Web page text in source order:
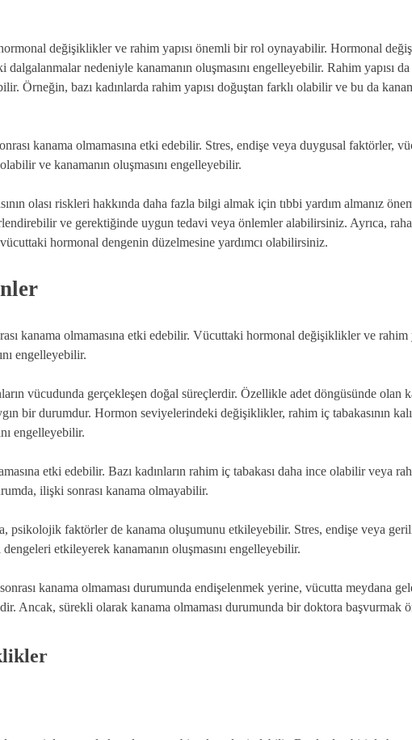
değişiklikler ve rahim yapısı önemli bir rol oynayabilir. Hormonal
nedeniyle kanamanın oluşmasını engelleyebilir. Rahim yapısı
Örneğin, bazı kadınlarda rahim yapısı doğuştan farklı olabilir ve bu da
kanama olmamasına etki edebilir. Stres, endişe veya duygusal faktörler,
ve kanamanın oluşmasını engelleyebilir.
olası riskleri hakkında daha fazla bilgi almak için tıbbi yardım almanız
ve gerektiğinde uygun tedavi veya önlemler alabilirsiniz. Ayrıca,
hormonal dengenin düzelmesine yardımcı olabilirsiniz.
kanama olmamasına etki edebilir. Vücuttaki hormonal değişiklikler ve rahim
engelleyebilir.
vücudunda gerçekleşen doğal süreçlerdir. Özellikle adet döngüsünde olan
bir durumdur. Hormon seviyelerindeki değişiklikler, rahim iç tabakasının
engelleyebilir.
etki edebilir. Bazı kadınların rahim iç tabakası daha ince olabilir veya
ilişki sonrası kanama olmayabilir.
psikolojik faktörler de kanama oluşumunu etkileyebilir. Stres, endişe veya
etkileyerek kanamanın oluşmasını engelleyebilir.
kanama olmaması durumunda endişelenmek yerine, vücutta meydana
Ancak, sürekli olarak kanama olmaması durumunda bir doktora başvurmak